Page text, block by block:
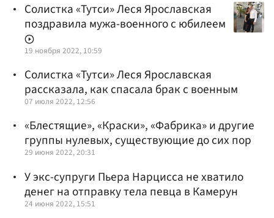
Солистка «Тутси» Леся Ярославская
поздравила мужа-военного с юбилеем
19 ноября 2022, 10:59
Солистка «Тутси» Леся Ярославская
рассказала, как спасала брак с военным
07 июля 2022, 12:56
«Блестящие», «Краски», «Фабрика» и другие
группы нулевых, существующие до сих пор
29 июня 2022, 20:31
У экс-супруги Пьера Нарцисса не хватило
денег на отправку тела певца в Камерун
24 июня 2022, 15:51